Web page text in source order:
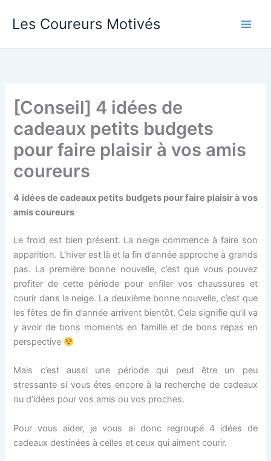
Les Coureurs Motivés
[Conseil] 4 idées de
cadeaux petits budgets
pour faire plaisir à vos amis
coureurs
4 idées de cadeaux petits budgets pour faire plaisir à vos
amis coureurs
Le froid est bien présent. La neige commence à faire son
apparition. L’hiver est là et la fin d’année approche à grands
pas. La première bonne nouvelle, c’est que vous pouvez
profiter de cette période pour enfiler vos chaussures et
courir dans la neige. La deuxième bonne nouvelle, c’est que
les fêtes de fin d’année arrivent bientôt. Cela signifie qu’il va
y avoir de bons moments en famille et de bons repas en
perspective
Mais c’est aussi une période qui peut être un peu
stressante si vous êtes encore à la recherche de cadeaux
ou d’idées pour vos amis ou vos proches.
Pour vous aider, je vous ai donc regroupé 4 idées de
cadeaux destinées à celles et ceux qui aiment courir.